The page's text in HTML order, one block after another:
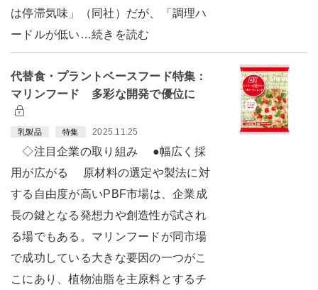
は停滞気味」（同社）だが、「調理ハ
ードルが低い…続きを読む
代替食・プラントベースフード特集：
マリンフード 多彩な開発で優位に
乳製品 特集 2025.11.25
◇注目企業の取り組み ●幅広く採
用が広がる 原材料の選定や製法に対
する自由度が高いPBF市場は、企業成
長の鍵となる発想力や創造性が試され
る場でもある。マリンフードが同市場
で成功している大きな要因の一つがこ
こにあり、植物油脂を主原料とするチ